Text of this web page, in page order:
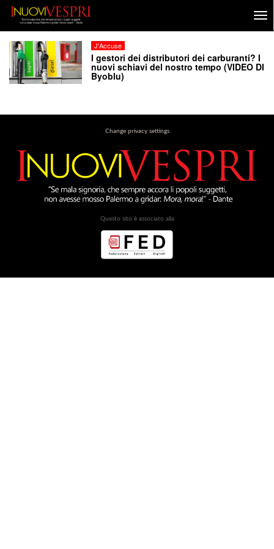
J'Accuse
I gestori dei distributori dei carburanti? I
nuovi schiavi del nostro tempo (VIDEO DI
Byoblu)
Change privacy settings
Questo sito è associato alla